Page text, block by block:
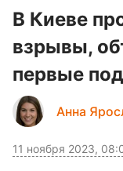
В Киеве
взрывы,
первые
Анна
11 ноября 2023,